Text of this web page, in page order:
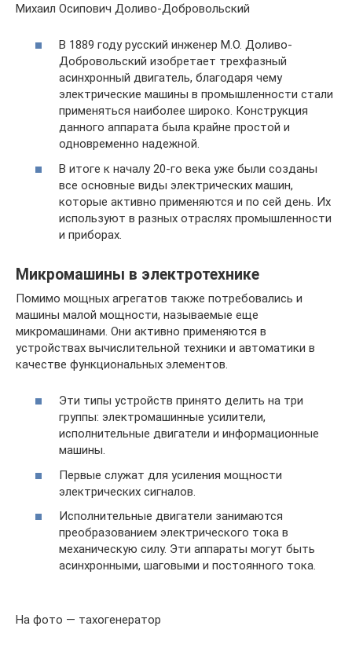
Михаил Осипович Доливо-Добровольский
В 1889 году русский инженер М.О. Доливо-
Добровольский изобретает трехфазный
асинхронный двигатель, благодаря чему
электрические машины в промышленности стали
применяться наиболее широко. Конструкция
данного аппарата была крайне простой и
одновременно надежной.
В итоге к началу 20-го века уже были созданы
все основные виды электрических машин,
которые активно применяются и по сей день. Их
используют в разных отраслях промышленности
и приборах.
Микромашины в электротехнике
Помимо мощных агрегатов также потребовались и
машины малой мощности, называемые еще
микромашинами. Они активно применяются в
устройствах вычислительной техники и автоматики в
качестве функциональных элементов.
Эти типы устройств принято делить на три
группы: электромашинные усилители,
исполнительные двигатели и информационные
машины.
Первые служат для усиления мощности
электрических сигналов.
Исполнительные двигатели занимаются
преобразованием электрического тока в
механическую силу. Эти аппараты могут быть
асинхронными, шаговыми и постоянного тока.
На фото — тахогенератор